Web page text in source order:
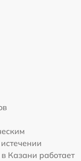
Казани работает